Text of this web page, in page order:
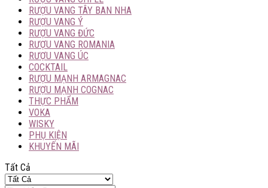
RƯỢU VANG TÂY BAN NHA
RƯỢU VANG Ý
RƯỢU VANG ĐỨC
RƯỢU VANG ROMANIA
RƯỢU VANG ÚC
COCKTAIL
RƯỢU MẠNH ARMAGNAC
RƯỢU MẠNH COGNAC
THỰC PHẨM
VOKA
WISKY
PHỤ KIỆN
KHUYẾN MÃI
Tất Cả